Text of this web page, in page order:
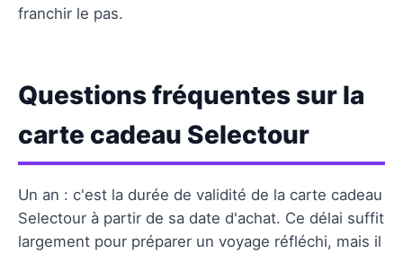
franchir le pas.
Questions fréquentes sur la
carte cadeau Selectour
Un an : c'est la durée de validité de la carte cadeau
Selectour à partir de sa date d'achat. Ce délai suffit
largement pour préparer un voyage réfléchi, mais il